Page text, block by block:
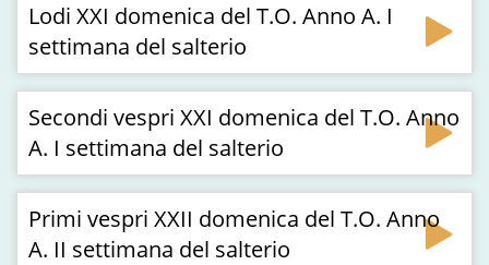
Lodi XXI domenica del T.O. Anno A. I
settimana del salterio
Secondi vespri XXI domenica del T.O. Anno
A. I settimana del salterio
Primi vespri XXII domenica del T.O. Anno
A. II settimana del salterio